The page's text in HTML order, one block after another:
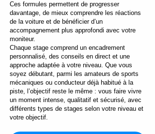
l’expérience, que vous veniez pour vous faire
plaisir, offrir un cadeau ou vivre un moment fort
autour de l’automobile.
Ces formules permettent de progresser
davantage, de mieux comprendre les réactions
de la voiture et de bénéficier d’un
accompagnement plus approfondi avec votre
moniteur.
Chaque stage comprend un encadrement
personnalisé, des conseils en direct et une
approche adaptée à votre niveau. Que vous
soyez débutant, parmi les amateurs de sports
mécaniques ou conducteur déjà habitué à la
piste, l’objectif reste le même : vous faire vivre
un moment intense, qualitatif et sécurisé, avec
différents types de stages selon votre niveau et
votre objectif.